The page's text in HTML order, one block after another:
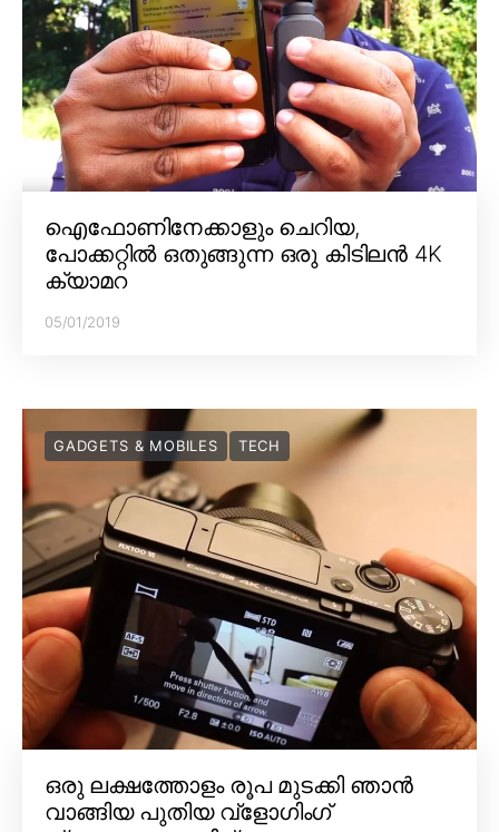
ഐഫോണിനേക്കാളും ചെറിയ,
പോക്കറ്റിൽ ഒതുങ്ങുന്ന ഒരു കിടിലൻ 4K
ക്യാമറ
05/01/2019
GADGETS & MOBILES TECH
ഒരു ലക്ഷത്തോളം രൂപ മുടക്കി ഞാൻ
വാങ്ങിയ പുതിയ വ്‌ളോഗിംഗ്